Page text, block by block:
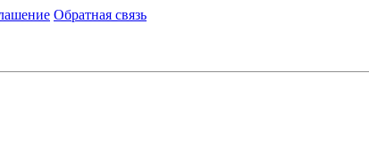
Обратная связь